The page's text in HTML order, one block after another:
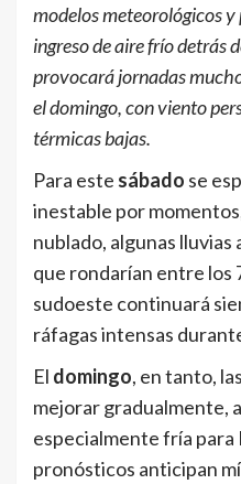
modelos meteorológicos
ingreso de aire frío detrás
provocará jornadas
el domingo, con viento
térmicas bajas.
Para este sábado se
inestable por
nublado, algunas
que rondarían entre los
sudoeste continuará
ráfagas intensas
El domingo, en tanto,
mejorar gradualmente,
especialmente fría
pronósticos anticipan